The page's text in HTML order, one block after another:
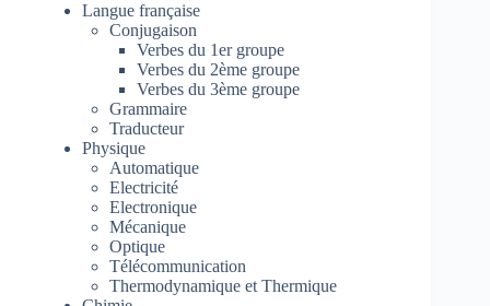
Langue française
Conjugaison
Verbes du 1er groupe
Verbes du 2ème groupe
Verbes du 3ème groupe
Grammaire
Traducteur
Physique
Automatique
Electricité
Electronique
Mécanique
Optique
Télécommunication
Thermodynamique et Thermique